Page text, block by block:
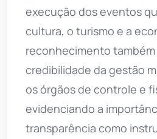
execução dos eventos
cultura, o turismo e a
reconhecimento também
credibilidade da gestão
os órgãos de controle e
evidenciando a
transparência como